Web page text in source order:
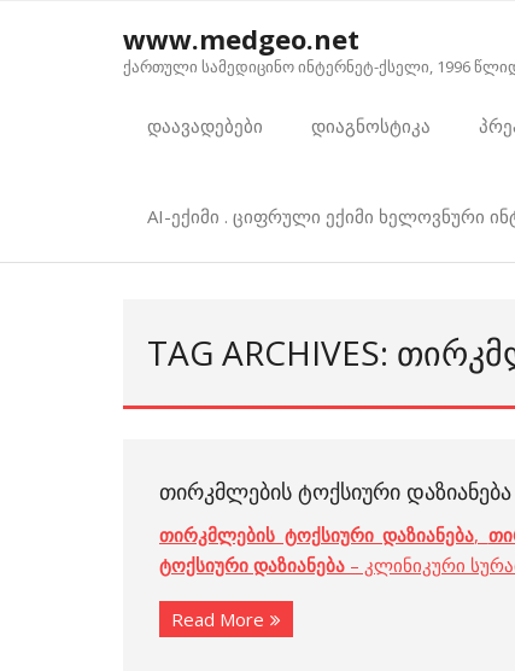
www.medgeo.net
ქართული სამედიცინო ინტერნეტ-ქსელი, 1996
დაავადებები დიაგნოსტიკა
AI-ექიმი . ციფრული ექიმი ხელოვნური
TAG ARCHIVES:
ᲗᲘᲠᲙᲛᲚᲔᲑᲘᲡ ᲢᲝᲥᲡᲘᲣᲠᲘ ᲓᲐᲖᲘᲐᲜᲔᲑᲐ
თირკმლების ტოქსიური დაზიანება,
ტოქსიური დაზიანება – კლინიკური
Read More